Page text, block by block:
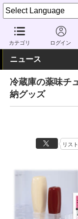
カテゴリ ログイン
家電 Watch その他・
ニュース
冷蔵庫の薬味チ
納グッズ
リスト